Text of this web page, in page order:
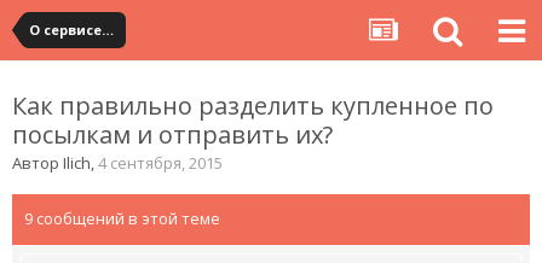
О сервисе, сайте и форуме
Как правильно разделить купленное по
посылкам и отправить их?
Автор Ilich,4 сентября, 2015
9 сообщений в этой теме